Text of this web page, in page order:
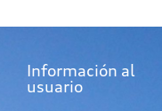
Información al
usuario